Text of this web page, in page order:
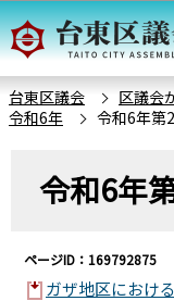
こ
の
ー
ジ
台東区議会
区議会
令和6年
令和6年第
令和6年
ページID：169792875
ガザ地区におけ